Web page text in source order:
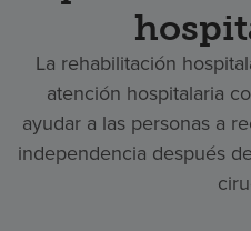
La rehabilitación
atención hospitalaria
ayudar a las personas a
independencia después